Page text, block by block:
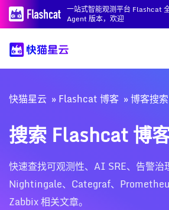
一站式智能观测平台 Flashcat
Agent 版本，欢迎
快猫星云 Flashcat 博客 博客搜索
搜索 Flashcat 博
快速查找可观测性、AI SRE、告警治
Nightingale、Categraf、
Zabbix 相关文章。